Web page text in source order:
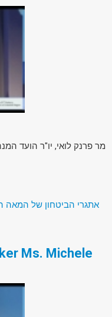
מר פרנק לואי, יו"ר הועד
Ms. Michele